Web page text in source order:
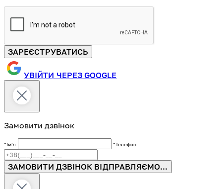
ЗАРЕЄСТРУВАТИСЬ
УВІЙТИ ЧЕРЕЗ GOOGLE
Замовити дзвінок
*Імʼя *Телефон
ЗАМОВИТИ ДЗВІНОК ВІДПРАВЛЯЄМО...